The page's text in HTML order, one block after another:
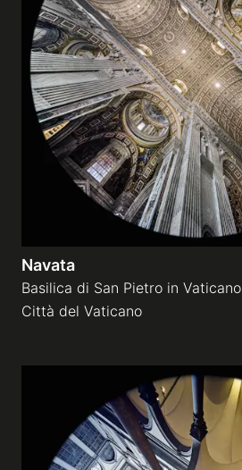
Navata
Basilica di San Pietro in Vaticano
Città del Vaticano